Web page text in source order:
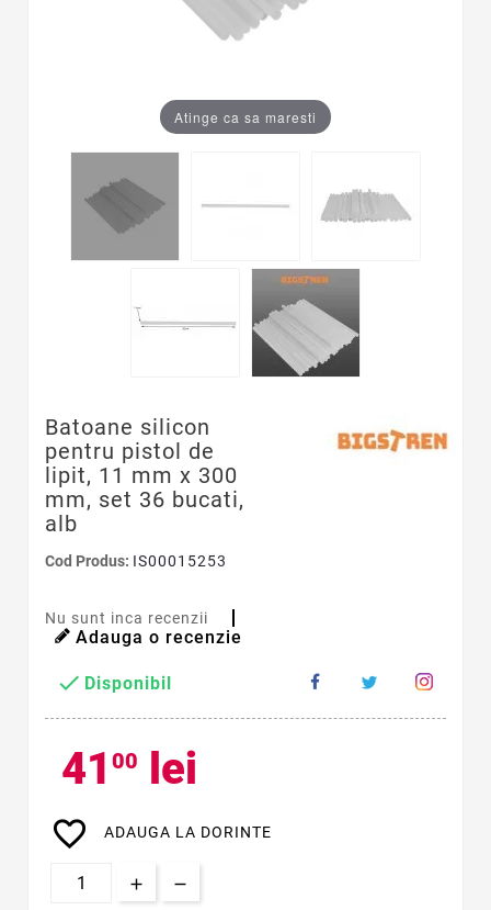
Atinge ca sa maresti
Batoane silicon
pentru pistol de
lipit, 11 mm x 300
mm, set 36 bucati,
alb
Cod Produs: IS00015253
Nu sunt inca recenzii
Adauga o recenzie
 Disponibil
41 00 lei
favorite_border ADAUGA LA DORINTE